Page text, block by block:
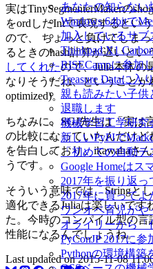
あなたの知らない
Windows 64bitで
加入しているサブ
Thinkpad X1
RISECampに参加
Treasure Dataに入
親も読みたい子
退職します
機械学習工学研究
新しいPyPIで
「初めての自動テ
Google Homeは
2017年を振り返っ
2017年に買ってよ
ワンオペ育児がや
オライリーから
PyConJP 2017に参
Pythonの環境構築
実はTinySegmenterMakerの
をordしたIntで表現するとい
ので、 ちょっと負けてしま
るときのhash計算が遅いとい
してくれたので、Julia本体の
なりそうだね、ということが
optimized)。
ちなみに、SGJ先生は「実は
の比較になっていたんだけど
を告白しており、ikawahaさ
うです。
そういう意味では、Stringと
適化できるJuliaは楽しいです
た。今時のコンパイル型の
性能になるんでしょうね。
Last updated on2015-11-08